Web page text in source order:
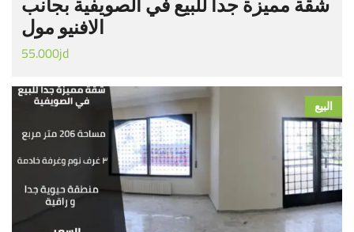
الافنيو مول
55.000jd
البيع